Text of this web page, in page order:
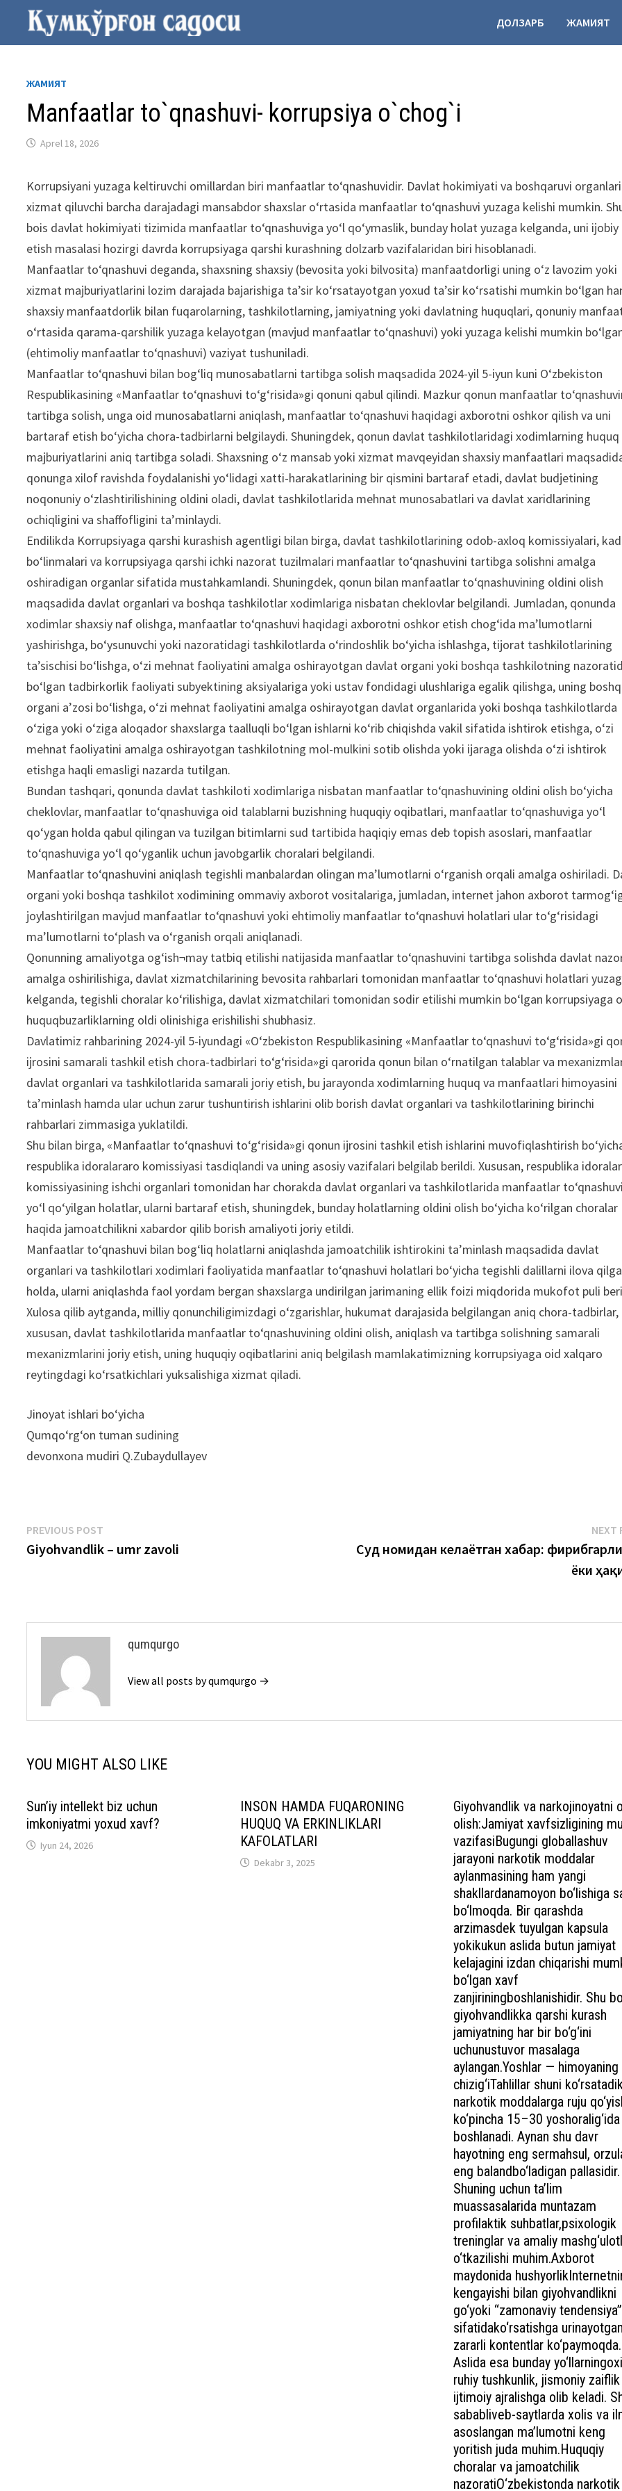
content
ДОЛЗАРБ ЖАМИЯТ
ЖАМИЯТ
Manfaatlar to`qnashuvi- korrupsiya o`chog`i
Aprel 18, 2026
Korrupsiyani yuzaga keltiruvchi omillardan biri manfaatlar to‘qnashuvidir. Davlat hokimiyati va boshqaruvi
xizmat qiluvchi barcha darajadagi mansabdor shaxslar o‘rtasida manfaatlar to‘qnashuvi yuzaga kelishi mumkin.
bois davlat hokimiyati tizimida manfaatlar to‘qnashuviga yo‘l qo‘ymaslik, bunday holat yuzaga kelganda, uni ijobiy
etish masalasi hozirgi davrda korrupsiyaga qarshi kurashning dolzarb vazifalaridan biri hisoblanadi.
Manfaatlar to‘qnashuvi deganda, shaxsning shaxsiy (bevosita yoki bilvosita) manfaatdorligi uning o‘z lavozim yoki
xizmat majburiyatlarini lozim darajada bajarishiga ta’sir ko‘rsatayotgan yoxud ta’sir ko‘rsatishi mumkin bo‘lgan
shaxsiy manfaatdorlik bilan fuqarolarning, tashkilotlarning, jamiyatning yoki davlatning huquqlari, qonuniy
o‘rtasida qarama-qarshilik yuzaga kelayotgan (mavjud manfaatlar to‘qnashuvi) yoki yuzaga kelishi mumkin
(ehtimoliy manfaatlar to‘qnashuvi) vaziyat tushuniladi.
Manfaatlar to‘qnashuvi bilan bog‘liq munosabatlarni tartibga solish maqsadida 2024-yil 5-iyun kuni O‘zbekiston
Respublikasining «Manfaatlar to‘qnashuvi to‘g‘risida»gi qonuni qabul qilindi. Mazkur qonun manfaatlar
tartibga solish, unga oid munosabatlarni aniqlash, manfaatlar to‘qnashuvi haqidagi axborotni oshkor qilish va uni
bartaraf etish bo‘yicha chora-tadbirlarni belgilaydi. Shuningdek, qonun davlat tashkilotlaridagi xodimlarning huquq
majburiyatlarini aniq tartibga soladi. Shaxsning o‘z mansab yoki xizmat mavqeyidan shaxsiy manfaatlari
qonunga xilof ravishda foydalanishi yo‘lidagi xatti-harakatlarining bir qismini bartaraf etadi, davlat budjetining
noqonuniy o‘zlashtirilishining oldini oladi, davlat tashkilotlarida mehnat munosabatlari va davlat xaridlarining
ochiqligini va shaffofligini ta’minlaydi.
Endilikda Korrupsiyaga qarshi kurashish agentligi bilan birga, davlat tashkilotlarining odob-axloq komissiyalari,
bo‘linmalari va korrupsiyaga qarshi ichki nazorat tuzilmalari manfaatlar to‘qnashuvini tartibga solishni amalga
oshiradigan organlar sifatida mustahkamlandi. Shuningdek, qonun bilan manfaatlar to‘qnashuvining oldini olish
maqsadida davlat organlari va boshqa tashkilotlar xodimlariga nisbatan cheklovlar belgilandi. Jumladan, qonunda
xodimlar shaxsiy naf olishga, manfaatlar to‘qnashuvi haqidagi axborotni oshkor etish chog‘ida ma’lumotlarni
yashirishga, bo‘ysunuvchi yoki nazoratidagi tashkilotlarda o‘rindoshlik bo‘yicha ishlashga, tijorat tashkilotlarining
ta’sischisi bo‘lishga, o‘zi mehnat faoliyatini amalga oshirayotgan davlat organi yoki boshqa tashkilotning
bo‘lgan tadbirkorlik faoliyati subyektining aksiyalariga yoki ustav fondidagi ulushlariga egalik qilishga, uning
organi a’zosi bo‘lishga, o‘zi mehnat faoliyatini amalga oshirayotgan davlat organlarida yoki boshqa tashkilotlarda
o‘ziga yoki o‘ziga aloqador shaxslarga taalluqli bo‘lgan ishlarni ko‘rib chiqishda vakil sifatida ishtirok etishga, o‘zi
mehnat faoliyatini amalga oshirayotgan tashkilotning mol-mulkini sotib olishda yoki ijaraga olishda o‘zi ishtirok
etishga haqli emasligi nazarda tutilgan.
Bundan tashqari, qonunda davlat tashkiloti xodimlariga nisbatan manfaatlar to‘qnashuvining oldini olish bo‘yicha
cheklovlar, manfaatlar to‘qnashuviga oid talablarni buzishning huquqiy oqibatlari, manfaatlar to‘qnashuviga yo‘l
qo‘ygan holda qabul qilingan va tuzilgan bitimlarni sud tartibida haqiqiy emas deb topish asoslari, manfaatlar
to‘qnashuviga yo‘l qo‘yganlik uchun javobgarlik choralari belgilandi.
Manfaatlar to‘qnashuvini aniqlash tegishli manbalardan olingan ma’lumotlarni o‘rganish orqali amalga oshiriladi.
organi yoki boshqa tashkilot xodimining ommaviy axborot vositalariga, jumladan, internet jahon axborot
joylashtirilgan mavjud manfaatlar to‘qnashuvi yoki ehtimoliy manfaatlar to‘qnashuvi holatlari ular to‘g‘risidagi
ma’lumotlarni to‘plash va o‘rganish orqali aniqlanadi.
Qonunning amaliyotga og‘ish¬may tatbiq etilishi natijasida manfaatlar to‘qnashuvini tartibga solishda davlat
amalga oshirilishiga, davlat xizmatchilarining bevosita rahbarlari tomonidan manfaatlar to‘qnashuvi holatlari
kelganda, tegishli choralar ko‘rilishiga, davlat xizmatchilari tomonidan sodir etilishi mumkin bo‘lgan korrupsiyaga
huquqbuzarliklarning oldi olinishiga erishilishi shubhasiz.
Davlatimiz rahbarining 2024-yil 5-iyundagi «O‘zbekiston Respublikasining «Manfaatlar to‘qnashuvi to‘g‘risida»gi
ijrosini samarali tashkil etish chora-tadbirlari to‘g‘risida»gi qarorida qonun bilan o‘rnatilgan talablar va
davlat organlari va tashkilotlarida samarali joriy etish, bu jarayonda xodimlarning huquq va manfaatlari himoyasini
ta’minlash hamda ular uchun zarur tushuntirish ishlarini olib borish davlat organlari va tashkilotlarining birinchi
rahbarlari zimmasiga yuklatildi.
Shu bilan birga, «Manfaatlar to‘qnashuvi to‘g‘risida»gi qonun ijrosini tashkil etish ishlarini muvofiqlashtirish
respublika idoralararo komissiyasi tasdiqlandi va uning asosiy vazifalari belgilab berildi. Xususan, respublika
komissiyasining ishchi organlari tomonidan har chorakda davlat organlari va tashkilotlarida manfaatlar
yo‘l qo‘yilgan holatlar, ularni bartaraf etish, shuningdek, bunday holatlarning oldini olish bo‘yicha ko‘rilgan choralar
haqida jamoatchilikni xabardor qilib borish amaliyoti joriy etildi.
Manfaatlar to‘qnashuvi bilan bog‘liq holatlarni aniqlashda jamoatchilik ishtirokini ta’minlash maqsadida davlat
organlari va tashkilotlari xodimlari faoliyatida manfaatlar to‘qnashuvi holatlari bo‘yicha tegishli dalillarni ilova
holda, ularni aniqlashda faol yordam bergan shaxslarga undirilgan jarimaning ellik foizi miqdorida mukofot puli
Xulosa qilib aytganda, milliy qonunchiligimizdagi o‘zgarishlar, hukumat darajasida belgilangan aniq chora-tadbirlar,
xususan, davlat tashkilotlarida manfaatlar to‘qnashuvining oldini olish, aniqlash va tartibga solishning samarali
mexanizmlarini joriy etish, uning huquqiy oqibatlarini aniq belgilash mamlakatimizning korrupsiyaga oid xalqaro
reytingdagi ko‘rsatkichlari yuksalishiga xizmat qiladi.
Jinoyat ishlari bo‘yicha
Qumqo‘rg‘on tuman sudining
devonxona mudiri Q.Zubaydullayev
Post
menyusi
PREVIOUS POST
post:
Giyohvandlik – umr zavoli
NEXT
Суд номидан келаётган хабар:
ёки
qumqurgo
View all posts by qumqurgo →
YOU MIGHT ALSO LIKE
Sunʼiy intellekt biz uchun
imkoniyatmi yoxud xavf?
Iyun 24, 2026
INSON HAMDA FUQARONING
HUQUQ VA ERKINLIKLARI
KAFOLATLARI
Dekabr 3, 2025
Giyohvandlik va narkojinoyatni
olish:Jamiyat xavfsizligining
vazifasiBugungi globallashuv
jarayoni narkotik moddalar
aylanmasining ham yangi
shakllardanamoyon bo‘lishiga
bo‘lmoqda. Bir qarashda
arzimasdek tuyulgan kapsula
yokikukun aslida butun jamiyat
kelajagini izdan chiqarishi
bo‘lgan xavf
zanjiriningboshlanishidir. Shu
giyohvandlikka qarshi kurash
jamiyatning har bir bo‘g‘ini
uchunustuvor masalaga
aylangan.Yoshlar —
chizig‘iTahlillar shuni
narkotik moddalarga ruju
ko‘pincha 15–30 yoshoralig‘ida
boshlanadi. Aynan shu davr
hayotning eng sermahsul,
eng balandbo‘ladigan pallasidir.
Shuning uchun ta’lim
muassasalarida muntazam
profilaktik suhbatlar,psixologik
treninglar va amaliy
o‘tkazilishi muhim.Axborot
maydonida
kengayishi bilan giyohvandlikni
go‘yoki “zamonaviy tendensiya”
sifatidako‘rsatishga urinayotgan
zararli kontentlar ko‘paymoqda.
Aslida esa bunday
ruhiy tushkunlik, jismoniy
ijtimoiy ajralishga olib keladi.
sababliveb-saytlarda xolis va
asoslangan ma’lumotni keng
yoritish juda muhim.Huquqiy
choralar va jamoatchilik
nazoratiO‘zbekistonda narkotik